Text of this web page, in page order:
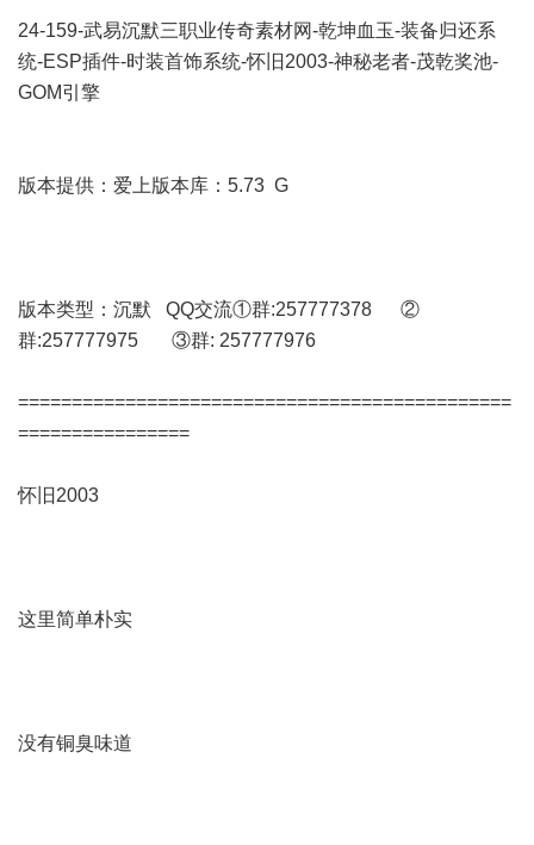
24-159-武易沉默三职业传奇素材网-乾坤血玉-装备归还系
统-ESP插件-时装首饰系统-怀旧2003-神秘老者-茂乾奖池-
GOM引擎
版本提供：爱上版本库：5.73 G
版本类型：沉默 QQ交流①群:257777378 ②
群:257777975 ③群: 257777976
==============================================
================
怀旧2003
这里简单朴实
没有铜臭味道